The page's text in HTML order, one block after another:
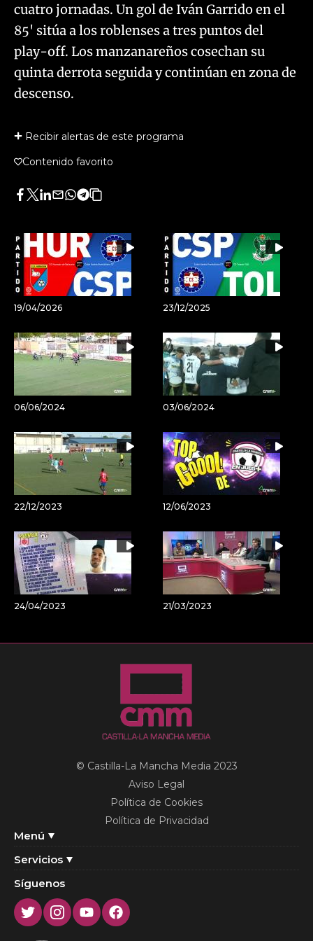
cuatro jornadas. Un gol de Iván Garrido en el
85' sitúa a los roblenses a tres puntos del
play-off. Los manzanareños cosechan su
quinta derrota seguida y continúan en zona de
descenso.
Recibir alertas de este programa
Contenido favorito
Facebook
Twitter
LinkedIn
Enviar
Whatsapp
Telegram
Copiar
artículo
19/04/2026 23/12/2025
06/06/2024 03/06/2024
22/12/2023 12/06/2023
24/04/2023 21/03/2023
Menú
Servicios
© Castilla-La Mancha Media 2023
Aviso Legal
Política de Cookies
Política de Privacidad
Síguenos
TwitterInstagram
YoutubeFacebook